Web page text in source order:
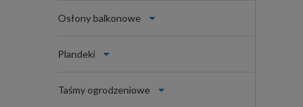
Osłony balkonowe
Plandeki
Taśmy ogrodzeniowe